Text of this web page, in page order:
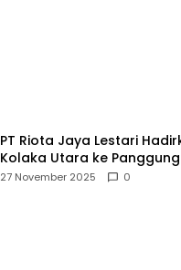
PT Riota Jaya Lestari
Kolaka Utara ke
Dua Penghargaan
27 November 2025 0